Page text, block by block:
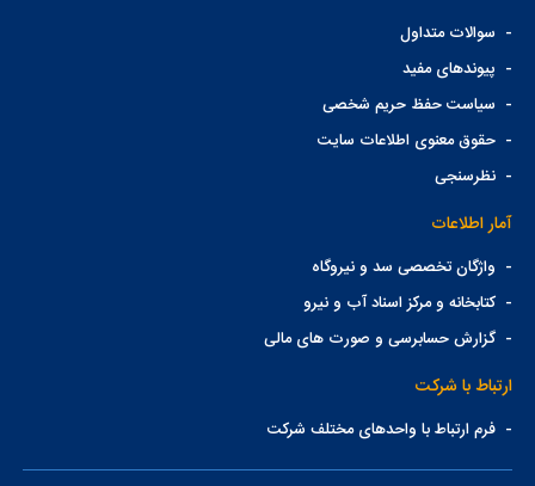
- سوالات متداول
- پیوندهای مفید
- سیاست حفظ حریم شخصی
-حقوق معنوی اطلاعات سایت
-نظرسنجی
آمار اطلاعات
- واژگان تخصصی سد و نیروگاه
-کتابخانه و مرکز اسناد آب و نیرو
-گزارش حسابرسی و صورت های مالی
ارتباط با شرکت
-فرم ارتباط با واحدهای مختلف شرکت